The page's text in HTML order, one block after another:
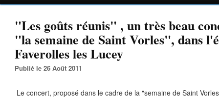
"Les goûts réunis" , un très beau
"la semaine de Saint Vorles", dans
Faverolles les Lucey
Publié le 26 Août 2011
Le concert, proposé dans le cadre de la "semaine de Saint